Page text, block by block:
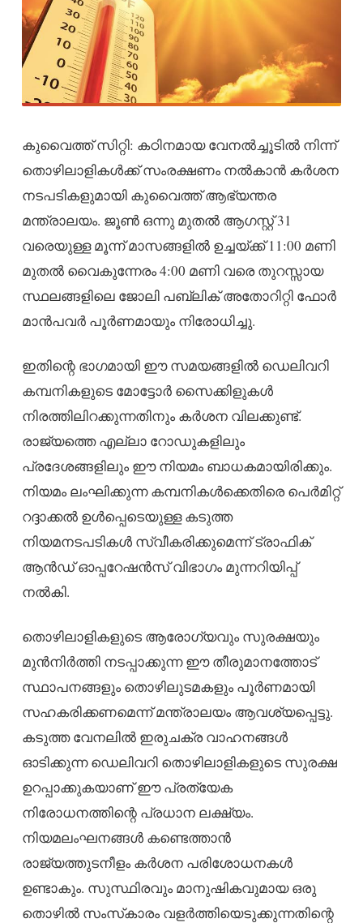
കുവൈത്ത് സിറ്റി: കഠിനമായ വേനൽച്ചൂടിൽ നിന്ന്
തൊഴിലാളികൾക്ക് സംരക്ഷണം നൽകാൻ കർശന
നടപടികളുമായി കുവൈത്ത് ആഭ്യന്തര
മന്ത്രാലയം. ജൂൺ ഒന്നു മുതൽ ആഗസ്റ്റ് 31
വരെയുള്ള മൂന്ന് മാസങ്ങളിൽ ഉച്ചയ്ക്ക് 11:00 മണി
മുതൽ വൈകുന്നേരം 4:00 മണി വരെ തുറസ്സായ
സ്ഥലങ്ങളിലെ ജോലി പബ്ലിക് അതോറിറ്റി ഫോർ
മാൻപവർ പൂർണമായും നിരോധിച്ചു.
ഇതിന്റെ ഭാഗമായി ഈ സമയങ്ങളിൽ ഡെലിവറി
കമ്പനികളുടെ മോട്ടോർ സൈക്കിളുകൾ
നിരത്തിലിറക്കുന്നതിനും കർശന വിലക്കുണ്ട്.
രാജ്യത്തെ എല്ലാ റോഡുകളിലും
പ്രദേശങ്ങളിലും ഈ നിയമം ബാധകമായിരിക്കും.
നിയമം ലംഘിക്കുന്ന കമ്പനികൾക്കെതിരെ പെർമിറ്റ്
റദ്ദാക്കൽ ഉൾപ്പെടെയുള്ള കടുത്ത
നിയമനടപടികൾ സ്വീകരിക്കുമെന്ന് ട്രാഫിക്
ആൻഡ് ഓപ്പറേഷൻസ് വിഭാഗം മുന്നറിയിപ്പ്
നൽകി.
തൊഴിലാളികളുടെ ആരോഗ്യവും സുരക്ഷയും
മുൻനിർത്തി നടപ്പാക്കുന്ന ഈ തീരുമാനത്തോട്
സ്ഥാപനങ്ങളും തൊഴിലുടമകളും പൂർണമായി
സഹകരിക്കണമെന്ന് മന്ത്രാലയം ആവശ്യപ്പെട്ടു.
കടുത്ത വേനലിൽ ഇരുചക്ര വാഹനങ്ങൾ
ഓടിക്കുന്ന ഡെലിവറി തൊഴിലാളികളുടെ സുരക്ഷ
ഉറപ്പാക്കുകയാണ് ഈ പ്രത്യേക
നിരോധനത്തിന്റെ പ്രധാന ലക്ഷ്യം.
നിയമലംഘനങ്ങൾ കണ്ടെത്താൻ
രാജ്യത്തുടനീളം കർശന പരിശോധനകൾ
ഉണ്ടാകും. സുസ്ഥിരവും മാനുഷികവുമായ ഒരു
തൊഴിൽ സംസ്‌കാരം വളർത്തിയെടുക്കുന്നതിന്റെ